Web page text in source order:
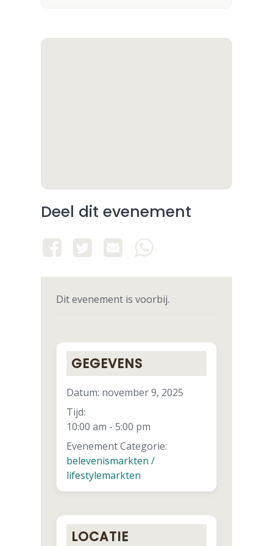
Deel dit evenement
Dit evenement is voorbij.
GEGEVENS
Datum: november 9, 2025
Tijd:
10:00 am - 5:00 pm
Evenement Categorie:
belevenismarkten /
lifestylemarkten
LOCATIE